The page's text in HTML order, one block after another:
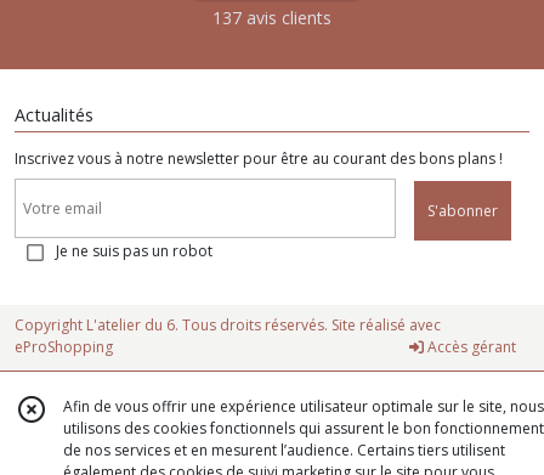
137 avis clients
Actualités
Inscrivez vous à notre newsletter pour être au courant des bons plans !
S'abonner
Je ne suis pas un robot
Copyright L'atelier du 6. Tous droits réservés. Site réalisé avec
eProShopping
Accès gérant
Afin de vous offrir une expérience utilisateur optimale sur le site, nous
utilisons des cookies fonctionnels qui assurent le bon fonctionnement
de nos services et en mesurent l’audience. Certains tiers utilisent